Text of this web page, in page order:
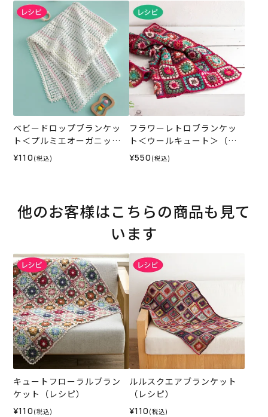
ベビードロップブランケッ
ト＜プルミエオーガニック
コットン＞（レシピ）
¥110 (税込)
フラワーレトロブランケッ
ト＜ウールキュート＞（レ
シピ）
¥550 (税込)
他のお客様はこちらの商品も見て
います
キュートフローラルブラン
ケット（レシピ）
¥110 (税込)
ルルスクエアブランケット
（レシピ）
¥110 (税込)